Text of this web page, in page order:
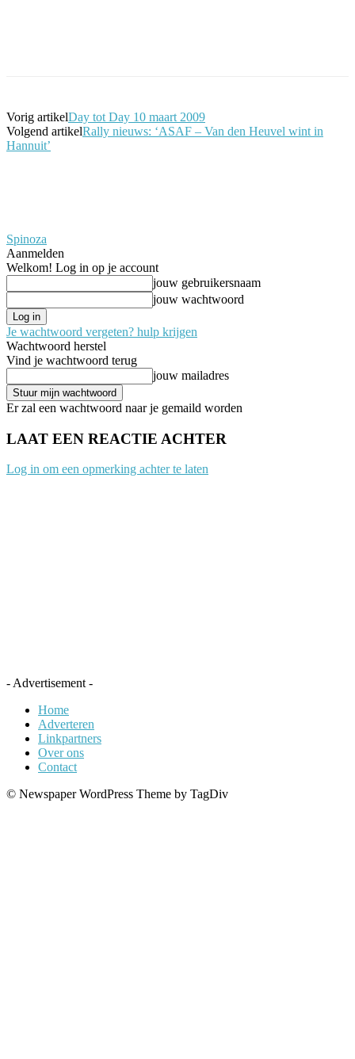
Vorig artikelDay tot Day 10 maart 2009
Volgend artikelRally nieuws: ‘ASAF – Van den Heuvel wint in
Hannuit’
Spinoza
Aanmelden
Welkom! Log in op je account
jouw gebruikersnaam
jouw wachtwoord
Je wachtwoord vergeten? hulp krijgen
Wachtwoord herstel
Vind je wachtwoord terug
jouw mailadres
Er zal een wachtwoord naar je gemaild worden
LAAT EEN REACTIE ACHTER
Log in om een opmerking achter te laten
- Advertisement -
Home
Adverteren
Linkpartners
Over ons
Contact
© Newspaper WordPress Theme by TagDiv